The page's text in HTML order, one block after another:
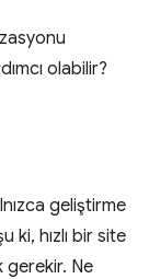
olabilir?
geliştirme
ki, hızlı bir site
gerekir. Ne